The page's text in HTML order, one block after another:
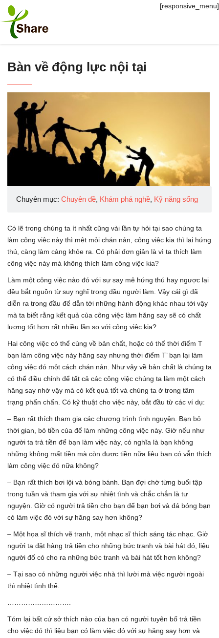
[responsive_menu]
Bàn về động lực nội tại
Chuyên mục: Chuyên đề, Khám phá nghề, Kỹ năng sống
Có lẽ trong chúng ta ít nhất cũng vài lần tự hỏi tại sao chúng ta
làm công việc này thì mệt mỏi chán nản, công việc kia thì lại hứng
thú, càng làm càng khỏe ra. Có phải đơn giản là vì ta thích làm
công việc này mà không thích làm công việc kia?
Làm một công việc nào đó với sự say mê hứng thú hay ngược lại
đều bắt nguồn từ suy nghĩ trong đầu người làm. Vậy cái gì đã
diễn ra trong đầu để dẫn tới những hành động khác nhau tới vậy
mà ta biết rằng kết quả của công việc làm hăng say sẽ có chất
lượng tốt hơn rất nhiều lần so với công viêc kia?
Hai công việc có thể cùng về bản chất, hoặc có thể thời điểm T
bạn làm công việc này hăng say nhưng thời điểm T’ bạn lại làm
công việc đó một cách chán nản. Như vậy về bản chất là chúng ta
có thể điều chỉnh để tất cả các công việc chúng ta làm một cách
hăng say nhờ vậy mà có kết quả tốt và chúng ta ở trong tâm
trạng phấn chấn. Có kỹ thuật cho việc này, bắt đầu từ các ví dụ:
– Bạn rất thích tham gia các chương trình tình nguyện. Bạn bỏ
thời gian, bỏ tiền của để làm những công việc này. Giờ nếu như
người ta trả tiền để bạn làm việc này, có nghĩa là bạn không
những không mất tiền mà còn được tiền nữa liệu bạn có vẫn thích
làm công việc đó nữa không?
– Bạn rất thích bơi lội và bóng bánh. Bạn đợi chờ từng buổi tập
trong tuần và tham gia với sự nhiệt tình và chắc chắn là tự
nguyện. Giờ có người trả tiền cho bạn để bạn bơi và đá bóng bạn
có làm việc đó với sự hăng say hơn không?
– Một họa sĩ thích vẽ tranh, một nhạc sĩ thích sáng tác nhạc. Giờ
người ta đặt hàng trả tiền cho những bức tranh và bài hát đó, liệu
người đố có cho ra những bức tranh và bài hát tốt hơn không?
– Tại sao có những người việc nhà thì lười mà việc người ngoài
thì nhiệt tình thế.
Tóm lại bất cứ sở thích nào của bạn có người tuyên bố trả tiền
cho việc đó thì liệu bạn có làm việc đó với sự hăng say hơn và